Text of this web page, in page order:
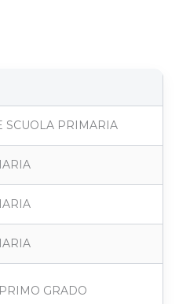
SCUOLA PRIMARIA
GRADO